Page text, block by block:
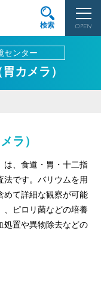
OPEN
検索
センター
カメラ）
ラ）
は、食道・胃・十二指
法です。バリウムを用
めて詳細な観察が可能
、ピロリ菌などの培養
処置や異物除去などの